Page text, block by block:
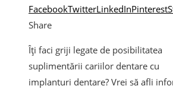
FacebookTwitterLinkedInPinterest
Share
Îți faci griji legate de posibilitatea
suplimentării cariilor dentare cu
implanturi dentare? Vrei să afli